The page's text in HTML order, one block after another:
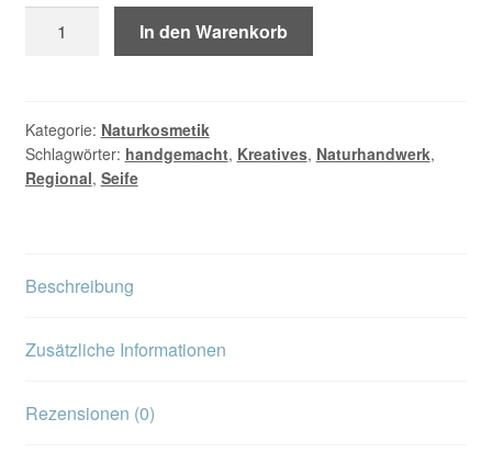
Luxus-
In den Warenkorb
Kategorie: Naturkosmetik
Schlagwörter: handgemacht, Kreatives, Naturhandwerk,
Regional, Seife
Beschreibung
Zusätzliche Informationen
Rezensionen (0)